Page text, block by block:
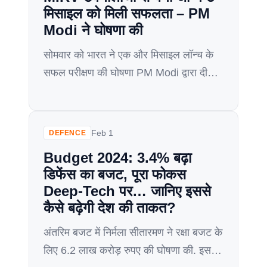
मिसाइल को मिली सफलता – PM
Modi ने घोषणा की
सोमवार को भारत ने एक और मिसाइल लॉन्च के
सफल परीक्षण की घोषणा PM Modi द्वारा दी
मिली। PM Modi ने कहा की DRDO (रक्षा
विश्वास और भी मजबूत हो गया है क्योंकि सोमवार
को […]
DEFENCE Feb 1
Budget 2024: 3.4% बढ़ा
डिफेंस का बजट, पूरा फोकस
Deep-Tech पर… जानिए इससे
कैसे बढ़ेगी देश की ताकत?
अंतरिम बजट में निर्मला सीतारमण ने रक्षा बजट के
लिए 6.2 लाख करोड़ रुपए की घोषणा की. इस